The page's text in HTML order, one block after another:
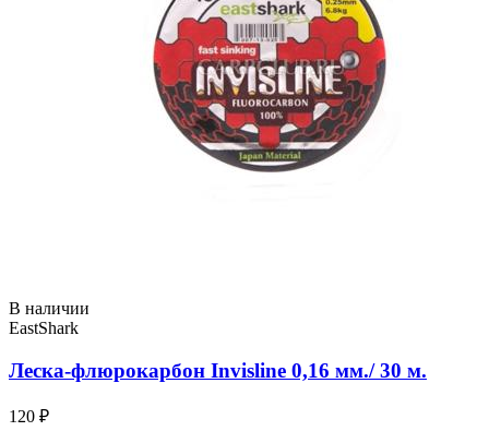
В наличии
EastShark
Леска-флюрокарбон Invisline 0,16 мм./ 30 м.
120 ₽